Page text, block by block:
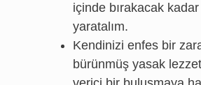
içinde bırakacak
yaratalım.
Kendinizi enfes bir
bürünmüş yasak